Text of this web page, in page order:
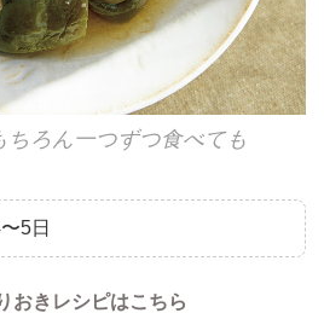
ろん一つずつ食べても
5日
おきレシピはこちら